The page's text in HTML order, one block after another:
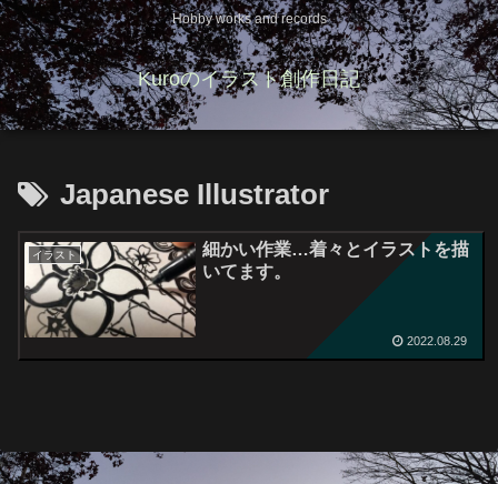
Hobby works and records
Kuroのイラスト創作日記
Japanese Illustrator
イラスト
細かい作業…着々とイラストを描
いてます。
2022.08.29